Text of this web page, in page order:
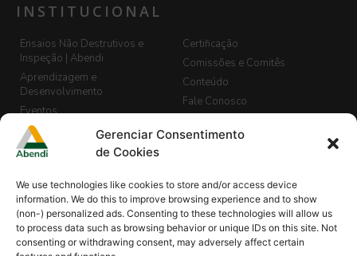
Gerenciar Consentimento
de Cookies
We use technologies like cookies to store and/or access device
information. We do this to improve browsing experience and to show
(non-) personalized ads. Consenting to these technologies will allow us
to process data such as browsing behavior or unique IDs on this site. Not
consenting or withdrawing consent, may adversely affect certain
INSTITUCIONAL
Ensaios Não Destrutivos e
Inspeção | Abendi
Aprendizagem e
Desenvolvimento
Eventos
Banco de Currículos
Cadastro de Vagas
Blog Abendi Digital
Certificação
Comissões e Comitês
Conteúdo
Fale Conosco
Guia de END, Inspeção e
Minha Abendi Projetos